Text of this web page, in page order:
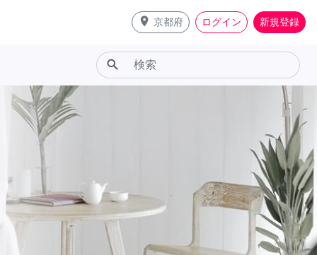
place 京都府 ログイン 新規登録
search